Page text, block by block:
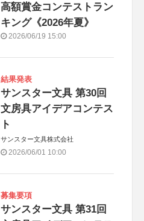
高額賞金コンテストラン
キング《2026年夏》
2026/06/19 15:00
結果発表
サンスター文具 第30回
文房具アイデアコンテス
ト
サンスター文具株式会社
2026/06/01 10:00
募集要項
サンスター文具 第31回